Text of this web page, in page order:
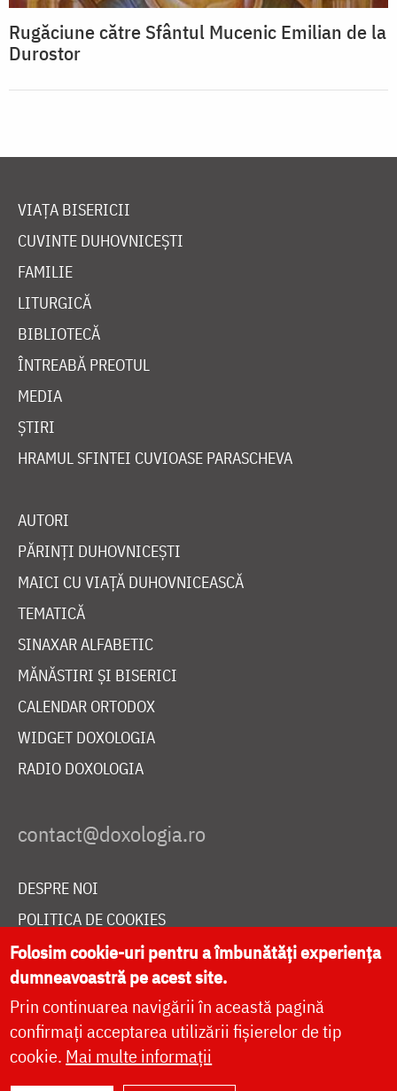
Rugăciune către Sfântul Mucenic Emilian de la
Durostor
VIAȚA BISERICII
CUVINTE DUHOVNICEȘTI
FAMILIE
LITURGICĂ
BIBLIOTECĂ
ÎNTREABĂ PREOTUL
MEDIA
ȘTIRI
HRAMUL SFINTEI CUVIOASE PARASCHEVA
AUTORI
PĂRINȚI DUHOVNICEȘTI
MAICI CU VIAȚĂ DUHOVNICEASCĂ
TEMATICĂ
SINAXAR ALFABETIC
MĂNĂSTIRI ȘI BISERICI
CALENDAR ORTODOX
WIDGET DOXOLOGIA
RADIO DOXOLOGIA
DESPRE NOI
POLITICA DE COOKIES
DONEAZĂ ONLINE PENTRU CATEDRALA NAȚIONALĂ
LIVE
Folosim cookie-uri pentru a îmbunătăți experiența
dumneavoastră pe acest site.
Prin continuarea navigării în această pagină
confirmați acceptarea utilizării fișierelor de tip
cookie. Mai multe informații